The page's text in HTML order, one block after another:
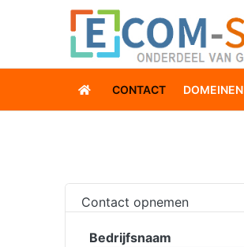
CONTACT DOMEINEN
Contact opnemen
Bedrijfsnaam